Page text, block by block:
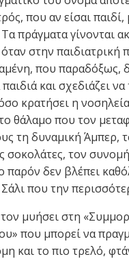
που αν είσαι
Τα πράγματα γίνονται
στην παιδιατρική
που παραδόξως,
και σχεδιάζει
κρατήσει η
θάλαμο που τον
τη δυναμική Άμπερ,
σοκολάτες, τον
παρόν δεν βλέπει
που την
μυήσει στη
που μπορεί να
και το πιο τρελό,